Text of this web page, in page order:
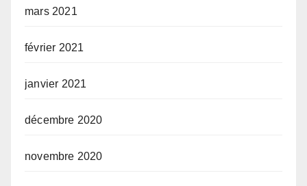
mars 2021
février 2021
janvier 2021
décembre 2020
novembre 2020